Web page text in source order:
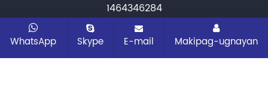
1464346284
CopyRight © 2025 Changzhou KB Instruments &
Meter co.,ltd. Lahat ng karapatan ay
WhatsApp Skype E-mail Makipag-ugnayan